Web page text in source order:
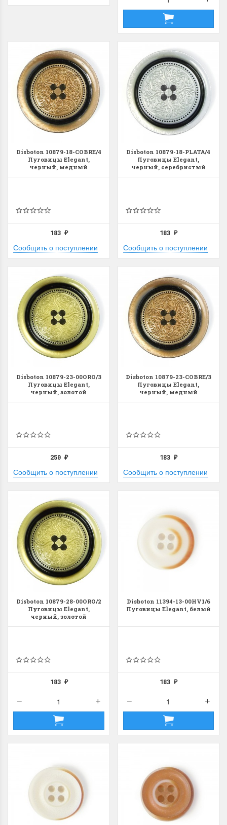
Disboton 10879-18-COBRE/4
Пуговицы Elegant,
черный, медный
183 ₽
Сообщить о поступлении
Disboton 10879-18-PLATA/4
Пуговицы Elegant,
черный, серебристый
183₽
Сообщить о поступлении
Disboton 10879-23-00ORO/3
Пуговицы Elegant,
черный, золотой
250 ₽
Сообщить о поступлении
Disboton 10879-23-COBRE/3
Пуговицы Elegant,
черный, медный
183₽
Сообщить о поступлении
Disboton 10879-28-00ORO/2
Пуговицы Elegant,
черный, золотой
183 ₽
Disboton 11394-13-00HV1/6
Пуговицы Elegant, белый
183₽